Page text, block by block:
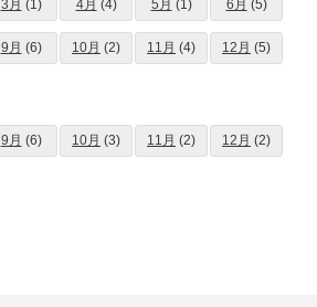
3月 (1) 4月 (4) 5月 (1) 6月 (5)
9月 (6) 10月 (2) 11月 (4) 12月 (5)
9月 (6) 10月 (3) 11月 (2) 12月 (2)